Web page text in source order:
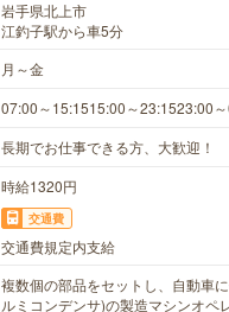
岩手県北上市
江釣子駅から車5分
月～金
07:00～15:1515:00～23:1523:00
長期でお仕事できる方、大歓迎！
時給1320円
交通費
交通費規定内支給
複数個の部品をセットし、自動車
ルミコンデンサ)の製造マシンオ